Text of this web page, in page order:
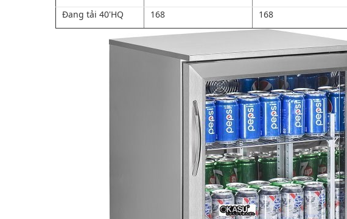
Đang tải 40'HQ
168 168